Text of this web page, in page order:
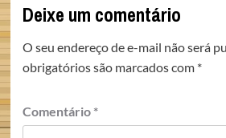
Deixe um comentário
O seu endereço de e-mail não será
obrigatórios são marcados com *
Comentário *